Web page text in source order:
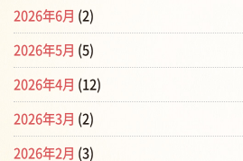
2026年6月 (2)
2026年5月 (5)
2026年4月 (12)
2026年3月 (2)
2026年2月 (3)